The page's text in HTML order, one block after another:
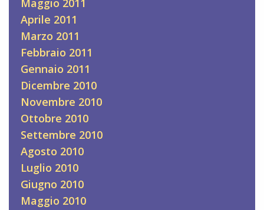
Maggio 2011
Aprile 2011
Marzo 2011
Febbraio 2011
Gennaio 2011
Dicembre 2010
Novembre 2010
Ottobre 2010
Settembre 2010
Agosto 2010
Luglio 2010
Giugno 2010
Maggio 2010